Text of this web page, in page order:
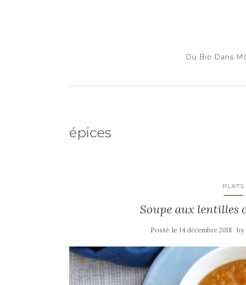
Du Bio Dans
épices
PLATS
Soupe aux
Posté le14 décembre 2018 by